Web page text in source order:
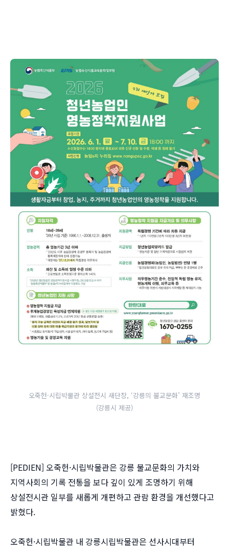
오죽헌·시립박물관 상설전시 새단장, ‘강릉의 불교문화’ 재조명
(강릉시 제공)
[PEDIEN] 오죽헌·시립박물관은 강릉 불교문화의 가치와
지역사회의 기록 전통을 보다 깊이 있게 조명하기 위해
상설전시관 일부를 새롭게 개편하고 관람 환경을 개선했다고
밝혔다.
오죽헌·시립박물관 내 강릉시립박물관은 선사시대부터